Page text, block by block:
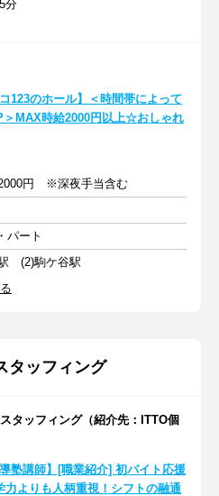
分
コ123のホール】＜時間帯によって
＞MAX時給2000円以上☆おしゃれ
円 ※深夜手当含む
パート
(2)駒ケ谷駅
タッフィング
タッフィング（紹介先：ITTO個
導塾講師】[職業紹介] 初バイト応援
力よりも人柄重視！シフトの融通